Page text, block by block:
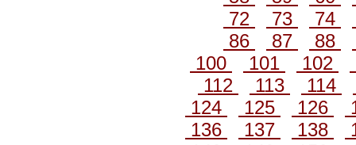
72
73 74
86
87 88
100
101 102
112
113 114
124
125 126
136
137 138